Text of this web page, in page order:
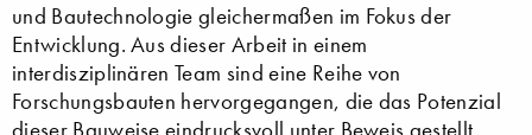
und Bautechnologie gleichermaßen im Fokus der
Entwicklung. Aus dieser Arbeit in einem
interdisziplinären Team sind eine Reihe von
Forschungsbauten hervorgegangen, die das Potenzial